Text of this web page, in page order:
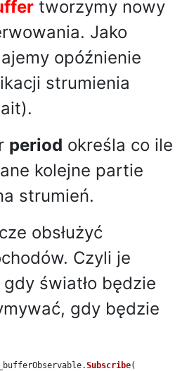
tworzymy nowy
Jako
opóźnienie
strumienia
period określa co ile
kolejne partie
strumień.
obsłużyć
Czyli je
światło będzie
gdy będzie
_bufferObservable.Subscribe(